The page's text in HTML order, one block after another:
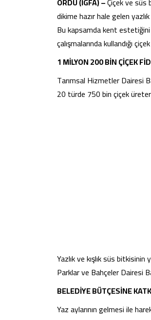
dikime hazır hale gelen
Bu kapsamda kent
çalışmalarında kullandığı
1 MİLYON 200 BİN ÇİÇEK
Tarımsal Hizmetler Dairesi
20 türde 750 bin çiçek
Yazlık ve kışlık süs
Parklar ve Bahçeler Dairesi
BELEDİYE BÜTÇESİNE
Yaz aylarının gelmesi ile